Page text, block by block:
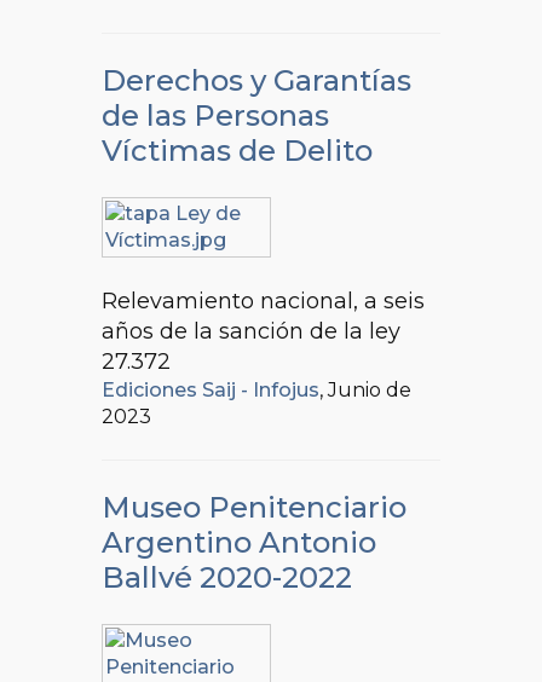
Derechos y Garantías
de las Personas
Víctimas de Delito
Relevamiento nacional, a seis
años de la sanción de la ley
27.372
Ediciones Saij - Infojus, Junio de
2023
Museo Penitenciario
Argentino Antonio
Ballvé 2020-2022